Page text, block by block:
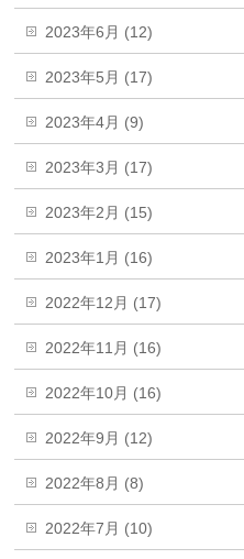
2023年6月 (12)
2023年5月 (17)
2023年4月 (9)
2023年3月 (17)
2023年2月 (15)
2023年1月 (16)
2022年12月 (17)
2022年11月 (16)
2022年10月 (16)
2022年9月 (12)
2022年8月 (8)
2022年7月 (10)